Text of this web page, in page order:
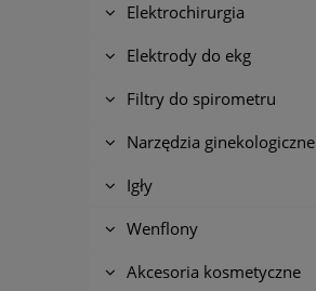
Elektrochirurgia
Elektrody do ekg
Filtry do spirometru
Narzędzia ginekologiczne
Igły
Wenflony
Akcesoria kosmetyczne